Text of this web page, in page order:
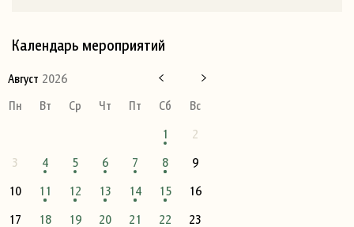
Календарь мероприятий
Август 2026
Пн
Вт Ср Чт Пт Сб
Вс
1
2
3
4 5 6 7 8
9
10
11 12 13 14 15
16
17
18 19 20 21 22
23